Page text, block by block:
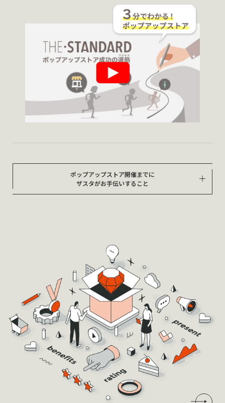
ポップアップストア開催までに
ザスタがお手伝いすること